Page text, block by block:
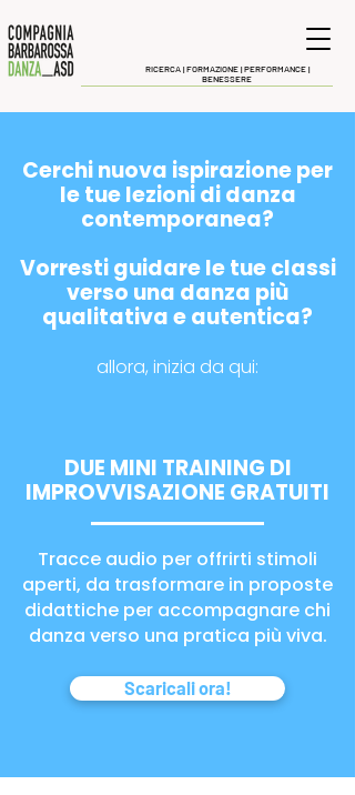
RICERCA |FORMAZIONE | PERFORMANCE |
BENESSERE
Cerchi nuova ispirazione per
le tue lezioni di danza
contemporanea?
Vorresti guidare le tue classi
verso una danza più
qualitativa e autentica?
allora, inizia da qui:
DUE MINI TRAINING DI
IMPROVVISAZIONE GRATUITI
Tracce audio per offrirti stimoli
aperti, da trasformare in proposte
didattiche per accompagnare chi
danza verso una pratica più viva.
Scaricali ora!